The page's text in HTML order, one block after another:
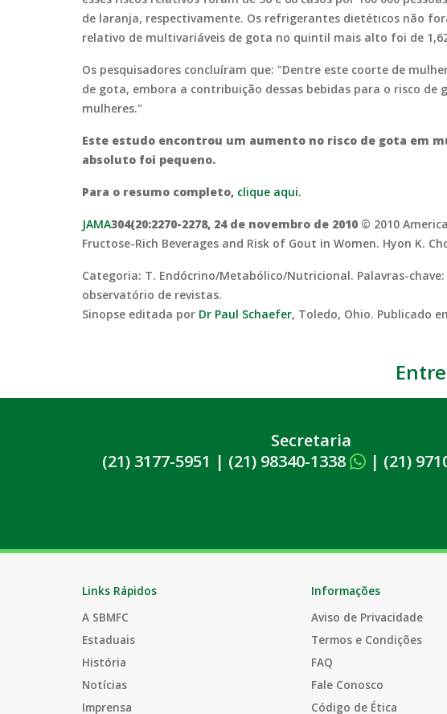
de laranja, respectivamente. Os refrigerantes dietéticos não
relativo de multivariáveis de gota no quintil mais alto foi de
Os pesquisadores concluíram que: "Dentre este coorte de
de gota, embora a contribuição dessas bebidas para o risco
mulheres."
Este estudo encontrou um aumento no risco de gota em
absoluto foi pequeno.
Para o resumo completo, clique aqui.
JAMA304(20:2270-2278, 24 de novembro de 2010 © 2010
Fructose-Rich Beverages and Risk of Gout in Women. Hyon K.
Categoria: T. Endócrino/Metabólico/Nutricional. Palavras-
observatório de revistas.
Sinopse editada por Dr Paul Schaefer, Toledo, Ohio. Publicado
Secretaria
(21) 3177-5951 | (21) 98340-1338 | (21)
Links Rápidos
A SBMFC
Estaduais
História
Notícias
Imprensa
Informações
Aviso de Privacidade
Termos e Condições
FAQ
Fale Conosco
Código de Ética